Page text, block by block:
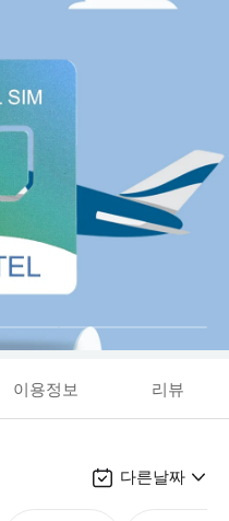
이용정보 리뷰
다른날짜